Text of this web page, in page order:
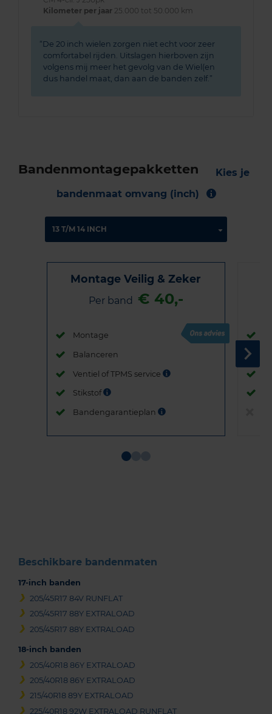
Kilometer per jaar 25.000 tot 50.000 km
De 20 inch wielen zorgen niet echt voor zeer
comfortabel rijden. Uitslagen hierboven zijn
volgens mij meer het gevolg van de Wiel(en
dus handel maat, dan aan de banden zelf.
Bandenmontagepakketten
Kies je
bandenmaat omvang (inch)
Montage Veilig & Zeker
Per band € 40,-
Montage
Balanceren
Ventiel of TPMS service
Stikstof
Bandengarantieplan
Beschikbare bandenmaten
17-inch banden
205/45R17 84V RUNFLAT
205/45R17 88Y EXTRALOAD
205/45R17 88Y EXTRALOAD
18-inch banden
205/40R18 86Y EXTRALOAD
205/40R18 86Y EXTRALOAD
215/40R18 89Y EXTRALOAD
225/40R18 92W EXTRALOAD RUNFLAT